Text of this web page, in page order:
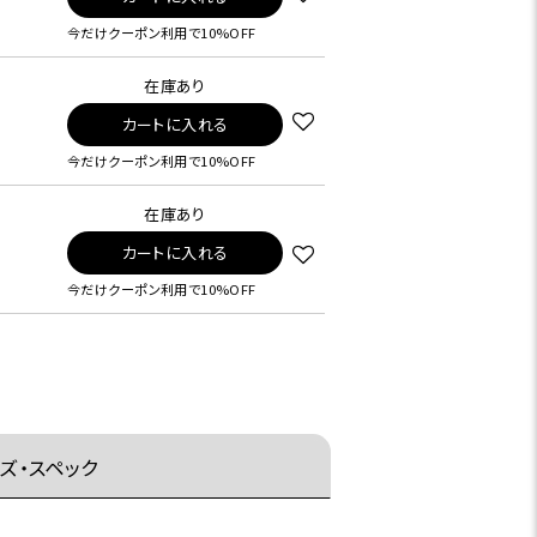
今だけクーポン利用で10%OFF
在庫あり
カートに入れる
今だけクーポン利用で10%OFF
在庫あり
カートに入れる
今だけクーポン利用で10%OFF
・スペック